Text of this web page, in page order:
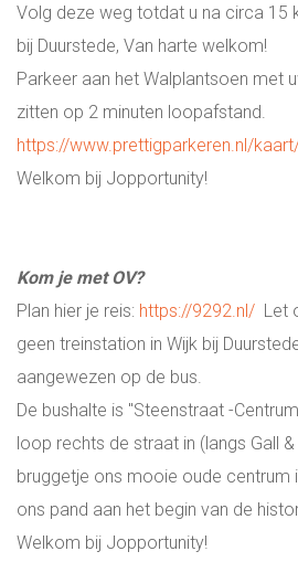
Volg deze weg totdat u na circa 15
bij Duurstede, Van harte welkom!
Parkeer aan het Walplantsoen met
zitten op 2 minuten loopafstand.
https://www.prettigparkeren.nl/
Welkom bij Jopportunity!
Kom je met OV?
Plan hier je reis: https://9292.nl/ Let
geen treinstation in Wijk bij
aangewezen op de bus.
De bushalte is "Steenstraat -
loop rechts de straat in (langs Gall
bruggetje ons mooie oude centrum
ons pand aan het begin van de
Welkom bij Jopportunity!